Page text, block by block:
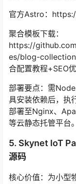
官方Astro：
聚合模板下载：
https://
es/blog-collection
合配置教程+SEO优
部署要点：需
具安装依赖后，执
部署至Nginx、
等云静态托管平台。
5. Skynet IoT
源码
核心价值：为小型